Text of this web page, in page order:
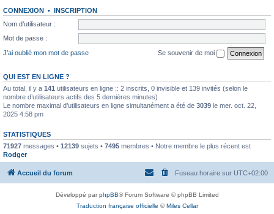
CONNEXION • INSCRIPTION
Nom d’utilisateur :
Mot de passe :
J’ai oublié mon mot de passe
Se souvenir de moi
QUI EST EN LIGNE ?
Au total, il y a 141 utilisateurs en ligne :: 2 inscrits, 0 invisible et 139 invités (selon le
nombre d’utilisateurs actifs des 5 dernières minutes)
Le nombre maximal d’utilisateurs en ligne simultanément a été de 3039 le mer. oct. 22,
2025 4:58 pm
STATISTIQUES
71927 messages • 12139 sujets • 7495 membres • Notre membre le plus récent est
Rodger
Accueil du forum Fuseau horaire sur UTC+02:00
Développé parphpBB® Forum Software © phpBB Limited
Traduction française officielle ©Miles Cellar